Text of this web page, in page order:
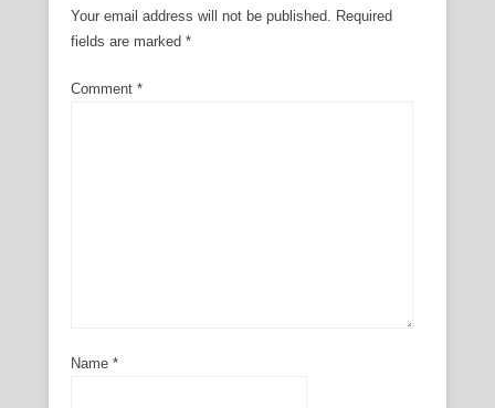
Your email address will not be published. Required
fields are marked *
Comment *
Name *